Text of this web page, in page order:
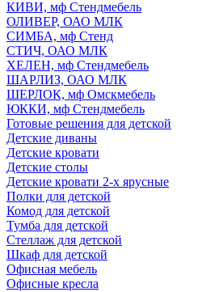
КИВИ, мф Стендмебель
ОЛИВЕР, ОАО МЛК
СИМБА, мф Стенд
СТИЧ, ОАО МЛК
ХЕЛЕН, мф Стендмебель
ШАРЛИЗ, ОАО МЛК
ШЕРЛОК, мф Омскмебель
ЮККИ, мф Стендмебель
Готовые решения для детской
Детские диваны
Детские кровати
Детские столы
Детские кровати 2-х ярусные
Полки для детской
Комод для детской
Тумба для детской
Стеллаж для детской
Шкаф для детской
Офисная мебель
Офисные кресла